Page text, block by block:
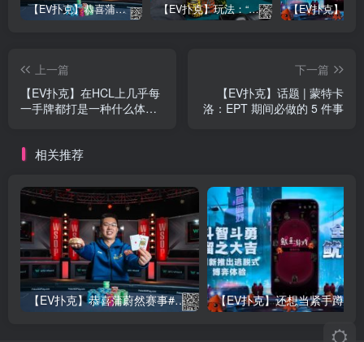
【EV扑克】恭喜蒲蔚然赛事#65夺冠，收获国人2023WSOP第六条金手链，奖金93万刀！ 【EV扑克】玩法：“松弱鱼/松凶鱼打法”的基本攻略
上一篇
【EV扑克】在HCL上几乎每
一手牌都打是一种什么体
下一篇
【EV扑克】话题 | 蒙特卡
洛：EPT 期间必做的 5 件事
相关推荐
【EV扑克】恭喜蒲蔚然赛事#65夺冠，收获国人2023WSOP第六条金手链，奖金93万刀！